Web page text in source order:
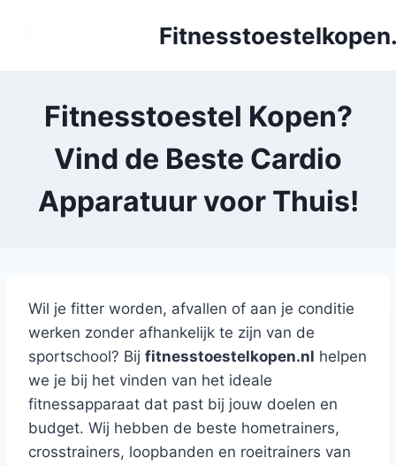
Fitnesstoestel Kopen?
Vind de Beste Cardio
Apparatuur voor Thuis!
Wil je fitter worden, afvallen of aan je conditie
werken zonder afhankelijk te zijn van de
sportschool? Bij fitnesstoestelkopen.nl helpen
we je bij het vinden van het ideale
fitnessapparaat dat past bij jouw doelen en
budget. Wij hebben de beste hometrainers,
crosstrainers, loopbanden en roeitrainers van